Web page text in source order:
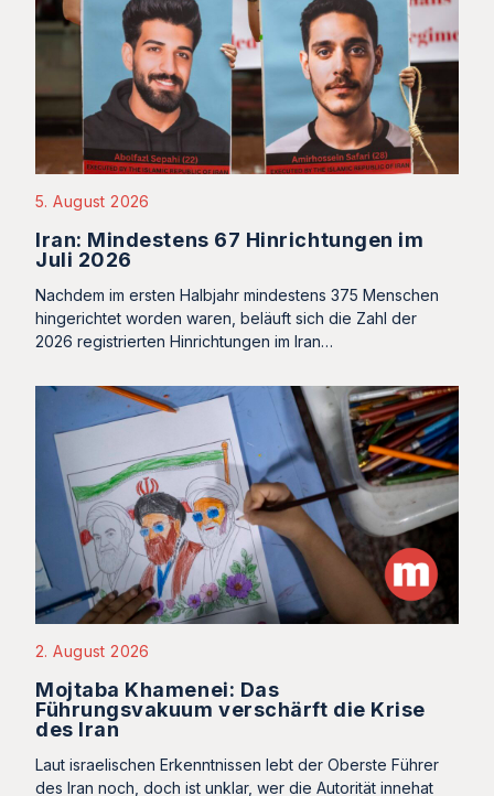
5. August 2026
Iran: Mindestens 67 Hinrichtungen im
Juli 2026
Nachdem im ersten Halbjahr mindestens 375 Menschen
hingerichtet worden waren, beläuft sich die Zahl der
2026 registrierten Hinrichtungen im Iran…
2. August 2026
Mojtaba Khamenei: Das
Führungsvakuum verschärft die Krise
des Iran
Laut israelischen Erkenntnissen lebt der Oberste Führer
des Iran noch, doch ist unklar, wer die Autorität innehat